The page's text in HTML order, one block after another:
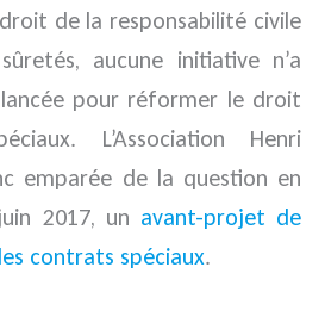
de la responsabilité civile
aucune initiative n’a
pour réformer le droit
L’Association Henri
emparée de la question en
2017, un avant-projet de
contrats spéciaux.